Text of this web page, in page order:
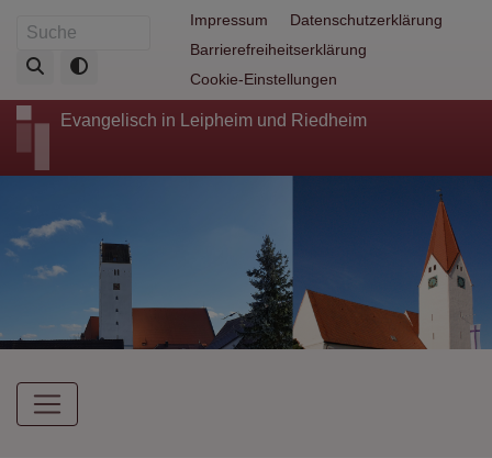
zum
Inhalt
Suche Fußbereichsmenü
Impressum
Datenschutzerklärung
Barrierefreiheitserklärung
Cookie-Einstellungen
Evangelisch in Leipheim und Riedheim
Hauptnavigation